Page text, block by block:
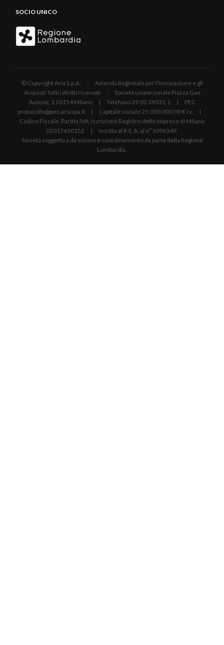
SOCIO UNICO
© Copyright Aria S.p.A. - Azienda Regionale per l'Innovazione e gli
Acquisti Tutti i diritti riservati - Società unipersonale Piazza Gae
Aulenti, 1 20154 Milano | Telefono 39.02 39331.1 | PEC
protocollo@pec.ariaspa.it | Capitale sociale 25.000.000,00 € i.v. |
Codice Fiscale, Partita IVA, Iscrizione Registro delle Imprese di Milano
05017630152 | Iscritta al R.E.A. al n°1096149.
Società soggetta a direzione e coordinamento da parte della Regione
Lombardia.